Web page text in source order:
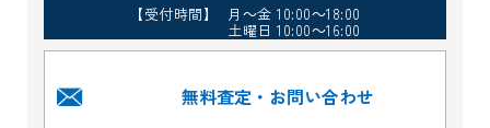
【受付時間】 月～金 10:00～18:00
土曜日 10:00～16:00
無料査定・お問い合わせ